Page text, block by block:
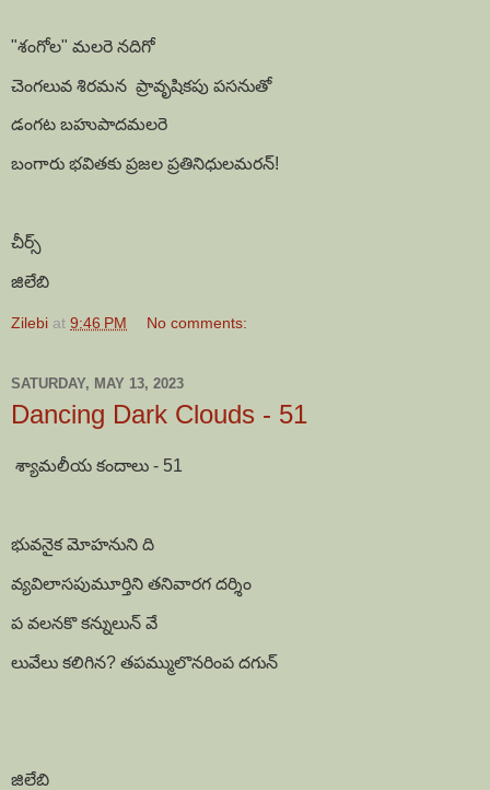
"శంగోల" మలరె నదిగో
చెంగలువ శిరమన ప్రావృషికపు పసనుతో
డంగట బహుపాదమలరె
బంగారు భవితకు ప్రజల ప్రతినిధులమరన్!
చీర్స్
జిలేబి
Zilebi at 9:46 PM No comments:
SATURDAY, MAY 13, 2023
Dancing Dark Clouds - 51
శ్యామలీయ కందాలు - 51
భువనైక మోహనుని ది
వ్యవిలాసపుమూర్తిని తనివారగ దర్శిం
ప వలనకొ కన్నులున్ వే
లువేలు కలిగిన? తపమ్ములొనరింప దగున్
జిలేబి